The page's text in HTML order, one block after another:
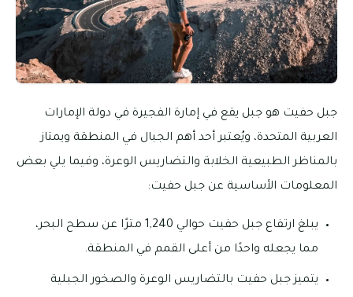
جبل حفيت هو جبل يقع في إمارة الفجيرة في دولة الإمارات
العربية المتحدة، ويُعتبر أحد أهم الجبال في المنطقة ويمتاز
بالمناظر الطبيعية الخلابة والتضاريس الوعرة، وفيما يلي بعض
المعلومات الأساسية عن جبل حفيت:
يبلغ ارتفاع جبل حفيت حوالي 1,240 مترًا عن سطح البحر،
مما يجعله واحدًا من أعلى القمم في المنطقة.
يتميز جبل حفيت بالتضاريس الوعرة والصخور الجبلية